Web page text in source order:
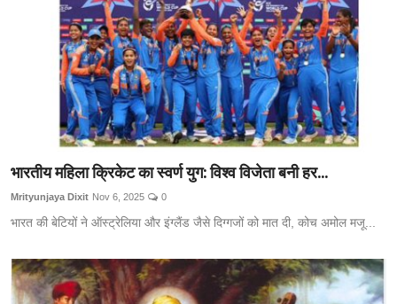
भारतीय महिला क्रिकेट का स्वर्ण युग: विश्व विजेता बनी हर...
Mrityunjaya Dixit Nov 6, 2025 0
भारत की बेटियों ने ऑस्ट्रेलिया और इंग्लैंड जैसे दिग्गजों को मात दी, कोच अमोल मजू...